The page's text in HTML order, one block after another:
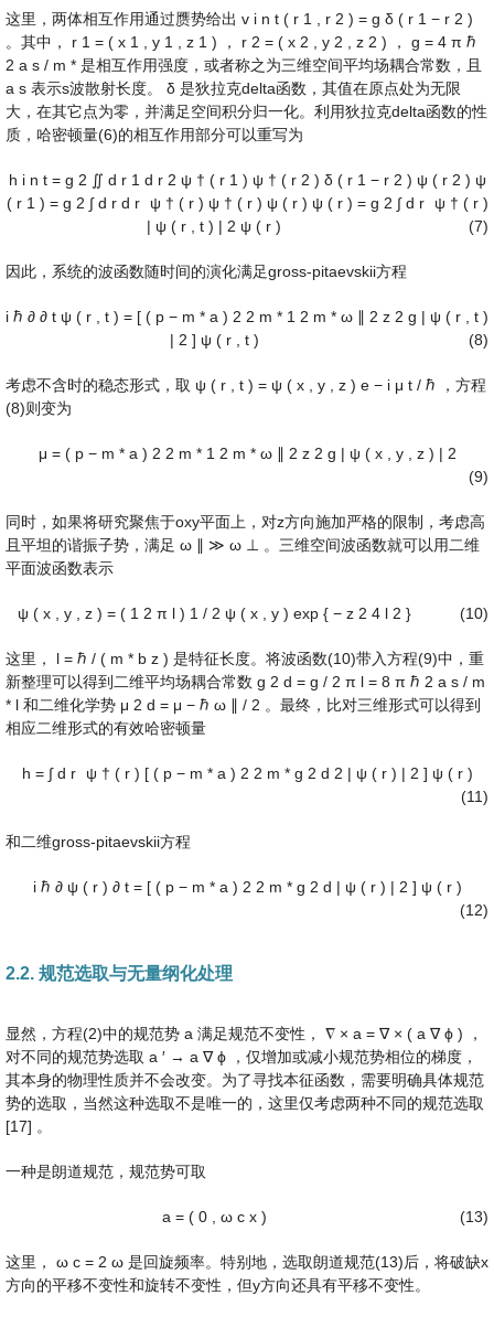
这里，两体相互作用通过赝势给出 v i n t ( r 1 r 2 ) = g δ ( r 1 − r 2 )
。其中， r 1 = ( x 1 y 1 z 1 ) ， r 2 = ( x 2 y 2 z 2 ) ， g = 4 π ℏ
2 a s / m * 是相互作用强度，或者称之为三维空间平均场耦合常数，且
a s 表示s波散射长度。 δ 是狄拉克delta函数，其值在原点处为无限
大，在其它点为零，并满足空间积分归一化。利用狄拉克delta函数的性
质，哈密顿量(6)的相互作用部分可以重写为
h i n t = g 2 ∬ d r 1 d r 2 ψ † ( r 1 ) ψ † ( r 2 ) δ ( r 1 − r 2 ) ψ ( r 2 ) ψ
( r 1 ) = g 2 ∫d r d r ψ † ( r ) ψ † ( r ) ψ ( r ) ψ ( r ) = g 2 ∫d r ψ † ( r )
| ψ ( r t ) | 2 ψ ( r ) (7)
因此，系统的波函数随时间的演化满足gross-pitaevskii方程
i ℏ ∂ ∂ t ψ ( r t ) = [ ( p − m * a ) 2 2 m * 1 2 m * ω ∥ 2 z 2 g | ψ ( r t )
| 2 ] ψ ( r t ) (8)
考虑不含时的稳态形式，取 ψ ( r t ) = ψ ( x y z ) e − i μ t / ℏ
，方程
(8)则变为
μ = ( p − m * a ) 2 2 m * 1 2 m * ω ∥ 2 z 2 g | ψ ( x y z ) | 2
(9)
同时，如果将研究聚焦于oxy平面上，对z方向施加严格的限制，考虑高
且平坦的谐振子势，满足 ω ∥ ≫ ω ⊥
。三维空间波函数就可以用二维
平面波函数表示
ψ ( x y z ) = ( 1 2 π l ) 1 / 2 ψ ( x y ) exp { − z 2 4 l 2 } (10)
这里， l = ℏ / ( m * b z ) 是特征长度。将波函数(10)带入方程(9)中，重
新整理可以得到二维平均场耦合常数 g 2 d = g / 2 π l = 8 π ℏ 2 a s / m
* l 和二维化学势 μ 2 d = μ − ℏ ω ∥ / 2 。最终，比对三维形式可以得到
相应二维形式的有效哈密顿量
h = ∫d r ψ † ( r ) [ ( p − m * a ) 2 2 m * g 2 d 2 | ψ ( r ) | 2 ] ψ ( r )
(11)
和二维gross-pitaevskii方程
i ℏ ∂ ψ ( r ) ∂ t = [ ( p − m * a ) 2 2 m * g 2 d | ψ ( r ) | 2 ] ψ ( r )
(12)
2.2. 规范选取与无量纲化处理
显然，方程(2)中的规范势 a 满足规范不变性， ∇ × a = ∇ × ( a ∇ϕ )
，
对不同的规范势选取 a ′ → a ∇ϕ
，仅增加或减小规范势相位的梯度，
其本身的物理性质并不会改变。为了寻找本征函数，需要明确具体规范
势的选取，当然这种选取不是唯一的，这里仅考虑两种不同的规范选取
[17] 。
一种是朗道规范，规范势可取
a = ( 0 ω c x ) (13)
这里， ω c = 2 ω 是回旋频率。特别地，选取朗道规范(13)后，将破缺x
方向的平移不变性和旋转不变性，但y方向还具有平移不变性。